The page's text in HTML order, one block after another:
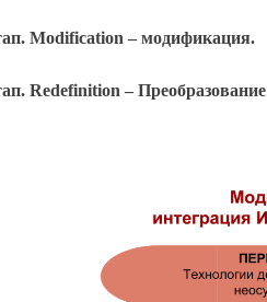
Modification – модификация.
Redefinition – Преобразование